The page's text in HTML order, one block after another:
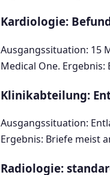
Kardiologie:
Ausgangssituation: 15
Medical One.
Klinikabteilung:
Ausgangssituation:
Ergebnis: Briefe meist
Radiologie: